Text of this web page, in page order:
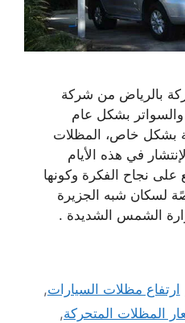
بالرياض من شركة
بشكل عام
بشكل خاص، المظلات
في هذه الأيام
على نجاح الفكرة وكونها
لسكان شبه الجزيرة
الشمس الشديدة .
ارتفاع مظلات السيارات,
المظلات المتحركة,